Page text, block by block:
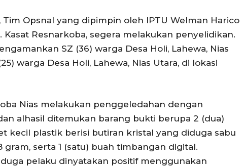
Tim Opsnal yang dipimpin oleh IPTU Welman Harico
Kasat Resnarkoba, segera melakukan penyelidikan.
SZ (36) warga Desa Holi, Lahewa, Nias
warga Desa Holi, Lahewa, Nias Utara, di lokasi
Nias melakukan penggeledahan dengan
alhasil ditemukan barang bukti berupa 2 (dua)
kecil plastik berisi butiran kristal yang diduga sabu
serta 1 (satu) buah timbangan digital.
pelaku dinyatakan positif menggunakan